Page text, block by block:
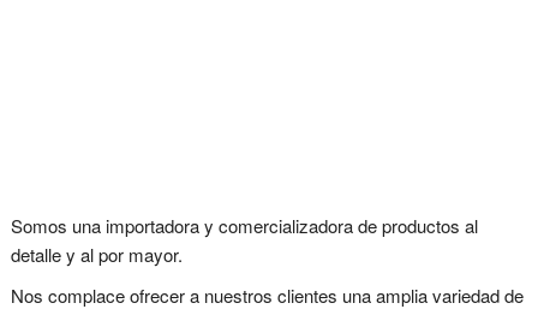
Somos una importadora y comercializadora de productos al
detalle y al por mayor.
Nos complace ofrecer a nuestros clientes una amplia variedad de